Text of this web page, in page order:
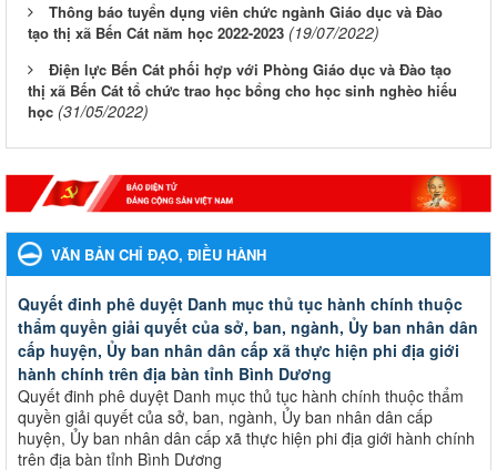
Thông báo tuyển dụng viên chức ngành Giáo dục và Đào
tạo thị xã Bến Cát năm học 2022-2023 (19/07/2022)
Điện lực Bến Cát phối hợp với Phòng Giáo dục và Đào tạo
thị xã Bến Cát tổ chức trao học bổng cho học sinh nghèo hiếu
học (31/05/2022)
VĂN BẢN CHỈ ĐẠO, ĐIỀU HÀNH
Quyết đinh phê duyệt Danh mục thủ tục hành chính thuộc
thẩm quyền giải quyết của sở, ban, ngành, Ủy ban nhân dân
cấp huyện, Ủy ban nhân dân cấp xã thực hiện phi địa giới
hành chính trên địa bàn tỉnh Bình Dương
Quyết đinh phê duyệt Danh mục thủ tục hành chính thuộc thẩm
quyền giải quyết của sở, ban, ngành, Ủy ban nhân dân cấp
huyện, Ủy ban nhân dân cấp xã thực hiện phi địa giới hành chính
trên địa bàn tỉnh Bình Dương